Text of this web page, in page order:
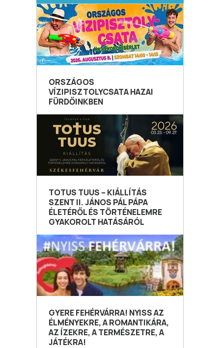
ORSZÁGOS
VÍZIPISZTOLYCSATA HAZAI
FÜRDŐINKBEN
TOTUS TUUS – KIÁLLÍTÁS
SZENT II. JÁNOS PÁL PÁPA
ÉLETÉRŐL ÉS TÖRTÉNELEMRE
GYAKOROLT HATÁSÁRÓL
GYERE FEHÉRVÁRRA! NYISS AZ
ÉLMÉNYEKRE, A ROMANTIKÁRA,
AZ ÍZEKRE, A TERMÉSZETRE, A
JÁTÉKRA!